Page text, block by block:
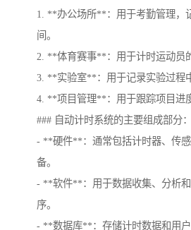
1. **办公场所**：用于考勤管理，
间。
2. **体育赛事**：用于计时运动员
3. **实验室**：用于记录实验过程
4. **项目管理**：用于跟踪项目进
### 自动计时系统的主要组成部分：
- **硬件**：通常包括计时器、传
备。
- **软件**：用于数据收集、分析
序。
- **数据库**：存储计时数据和用户